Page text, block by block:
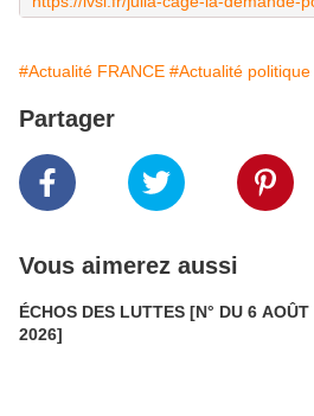
#Actualité FRANCE #Actualité politique
Partager
Vous aimerez aussi
ÉCHOS DES LUTTES [N° DU 6 AOÛT
2026]